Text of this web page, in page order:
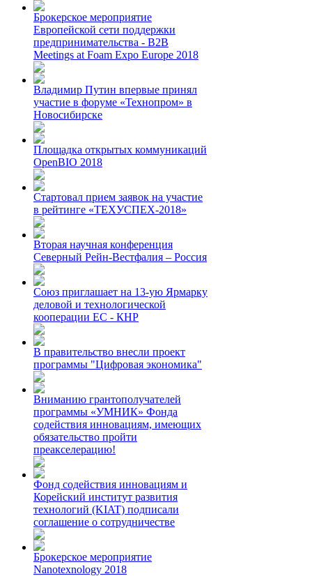
Брокерское мероприятие
Европейской сети поддержки
предпринимательства - B2B
Meetings at Foam Expo Europe 2018
Владимир Путин впервые принял
участие в форуме «Технопром» в
Новосибирске
Площадка открытых коммуникаций
OpenBIO 2018
Стартовал прием заявок на участие
в рейтинге «ТЕХУСПЕХ-2018»
Вторая научная конференция
Северный Рейн-Вестфалия – Россия
Союз приглашает на 13-ую Ярмарку
деловой и технологической
кооперации ЕС - КНР
В правительство внесли проект
программы "Цифровая экономика"
Вниманию грантополучателей
программы «УМНИК» Фонда
содействия инновациям, имеющих
обязательство пройти
преакселерацию!
Фонд содействия инновациям и
Корейский институт развития
технологий (KIAT) подписали
соглашение о сотрудничестве
Брокерское мероприятие
Nanotexnology 2018